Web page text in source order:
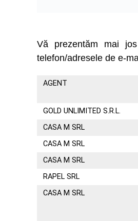
Vă prezentăm mai
telefon/adresele de e-
AGENT
GOLD UNLIMITED S.R.L.
CASA M SRL
CASA M SRL
CASA M SRL
RAPEL SRL
CASA M SRL